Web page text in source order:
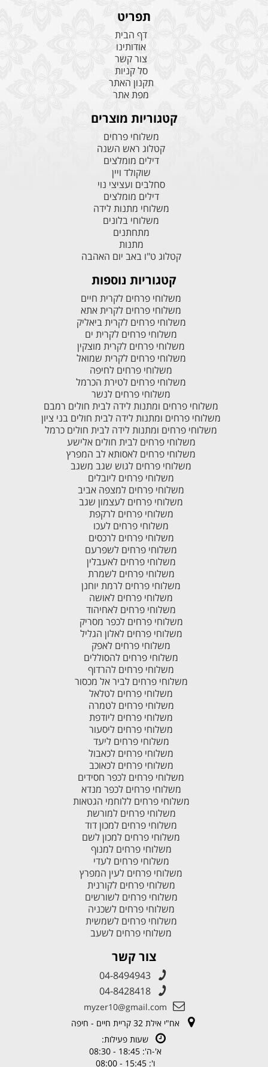
תפריט
דף הבית
אודותינו
צור קשר
סל קניות
תקנון האתר
מפת אתר
קטגוריות מוצרים
משלוחי פרחים
קטלוג ראש השנה
דילים מומלצים
שוקולד ויין
סחלבים ועציצי נוי
דילים מומלצים
משלוחי מתנות לידה
משלוחי בלונים
מתחתנים
מתנות
קטלוג ט"ו באב יום האהבה
קטגוריות נוספות
משלוחי פרחים לקרית חיים
משלוחי פרחים לקרית אתא
משלוחי פרחים לקרית ביאליק
משלוחי פרחים לקרית ים
משלוחי פרחים לקרית מוצקין
משלוחי פרחים לקרית שמואל
משלוחי פרחים לחיפה
משלוחי פרחים לטירת הכרמל
משלוחי פרחים לנשר
משלוחי פרחים ומתנות לידה לבית חולים רמבם
משלוחי פרחים ומתנות לידה לבית חולים בני ציון
משלוחי פרחים ומתנות לידה לבית חולים כרמל
משלוחי פרחים לבית חולים אלישע
משלוחי פרחים לאסותא לב המפרץ
משלוחי פרחים לגוש שגב משגב
משלוחי פרחים ליובלים
משלוחי פרחים למצפה אביב
משלוחי פרחים לעצמון שגב
משלוחי פרחים לרקפת
משלוחי פרחים לעכו
משלוחי פרחים לרכסים
משלוחי פרחים לשפרעם
משלוחי פרחים לאעבלין
משלוחי פרחים לשמרת
משלוחי פרחים לרמת יוחנן
משלוחי פרחים לאושה
משלוחי פרחים לאחיהוד
משלוחי פרחים לכפר מסריק
משלוחי פרחים לאלון הגליל
משלוחי פרחים לאפק
משלוחי פרחים להסוללים
משלוחי פרחים להרדוף
משלוחי פרחים לביר אל מכסור
משלוחי פרחים לטלאל
משלוחי פרחים לטמרה
משלוחי פרחים ליודפת
משלוחי פרחים ליסעור
משלוחי פרחים ליעד
משלוחי פרחים לכאבול
משלוחי פרחים לכאוכב
משלוחי פרחים לכפר חסידים
משלוחי פרחים לכפר מנדא
משלוחי פרחים ללוחמי הגטאות
משלוחי פרחים למורשת
משלוחי פרחים למכון דוד
משלוחי פרחים למכון לשם
משלוחי פרחים למנוף
משלוחי פרחים לעדי
משלוחי פרחים לעין המפרץ
משלוחי פרחים לקורנית
משלוחי פרחים לשורשים
משלוחי פרחים לשכניה
משלוחי פרחים לשמשית
משלוחי פרחים לשעב
צור קשר
04-8494943
04-8428418
myzer10@gmail.com
אח"י אילת 32 קריית חיים - חיפה
שעות פעילות:
א'-ה': 18:45 - 08:30
ו': 15:45 - 08:00